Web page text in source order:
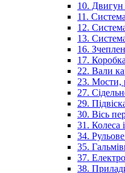
10. Двигун
11.
12.
13.
16.
17.
22. Вали
23. Мости,
27.
29.
30. Вісь
31. Колеса
34.
35.
37.
38.